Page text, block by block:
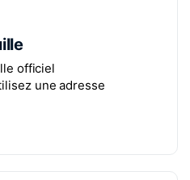
officiel
une adresse